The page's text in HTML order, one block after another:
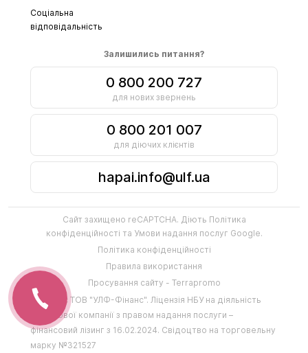
Соціальна
відповідальність
Залишились питання?
0 800 200 727
для нових звернень
0 800 201 007
для діючих клієнтів
hapai.info@ulf.ua
Фінансує ТОВ "УЛФ-Фінанс". Ліцензія НБУ на діяльність
фінансової компанії з правом надання послуги –
фінансовий лізинг з 16.02.2024. Свідоцтво на торговельну
марку №321527
Політика конфіденційності
Правила використання
Просування сайту - Terrapromo
Сайт захищено reCAPTCHA. Діють Політика
конфіденційності та Умови надання послуг Google.